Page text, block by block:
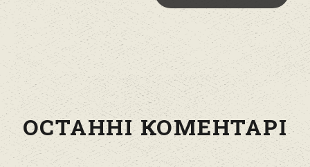
ОСТАННІ КОМЕНТАРІ